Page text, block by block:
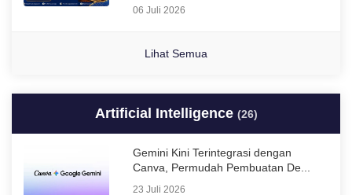
06 Juli 2026
Lihat Semua
Artificial Intelligence (26)
Gemini Kini Terintegrasi dengan
Canva, Permudah Pembuatan De...
23 Juli 2026